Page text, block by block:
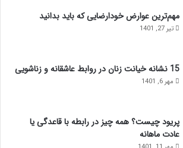
مهم‌ترین عوارض خودارضایی که باید بدانید
تیر 27, 1401
15 نشانه خیانت زنان در روابط عاشقانه و زناشویی
مهر 6, 1401
پریود چیست؟ همه چیز در رابطه با قاعدگی یا
عادت ماهانه